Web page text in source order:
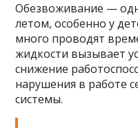
Обезвоживание —
летом, особенно у
много проводят
жидкости вызывает
снижение
нарушения в работе
системы.